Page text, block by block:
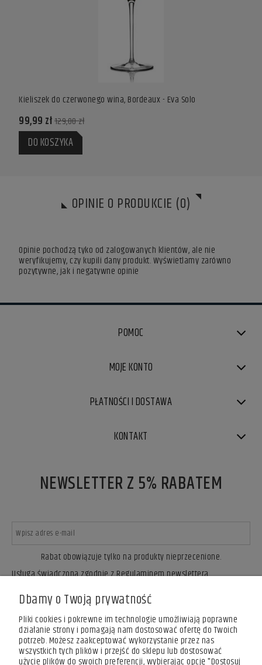
Kieliszek do czerwonego wina, Bordeaux - Eva Solo
99,99 zł129,00 zł
DO KOSZYKA
OPINIE O PRODUKCIE (0)
Opinie pochodzą tyko od zalogowanych klientów, ale nie
weryfikujemy, czy kupili dany produkt. Wyświetlamy zarówno
pozytywne, jak i negatywne opinie
POMOC
MOJE KONTO
PŁATNOŚCI I DOSTAWA
KONTAKT
NEWSLETTER Z 5% RABATEM
Rabat obowiązuje tylko na produkty nieprzecenione.
ZAPISZ SIĘ
Usługa świadczona zgodnie z Regulaminem newslettera.
Dbamy o Twoją prywatność
Pliki cookies i pokrewne im technologie umożliwiają poprawne
działanie strony i pomagają nam dostosować ofertę do Twoich
potrzeb. Możesz zaakceptować wykorzystanie przez nas
wszystkich tych plików i przejść do sklepu lub dostosować
użycie plików do swoich preferencji, wybierając opcję "Dostosuj